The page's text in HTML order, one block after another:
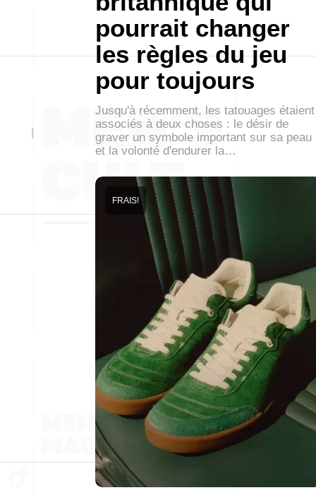
pourrait changer
les règles du jeu
pour toujours
Jusqu'à récemment, les tatouages étaient
associés à deux choses : le désir de
graver un symbole important sur sa peau
et la volonté d'endurer la…
FRAIS!